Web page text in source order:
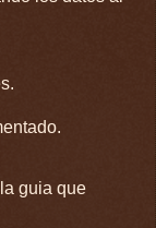
guia que